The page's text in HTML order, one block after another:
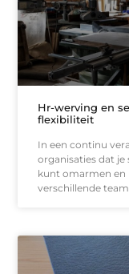
Hr-werving en
flexibiliteit
In een continu
organisaties dat je
kunt omarmen
verschillende